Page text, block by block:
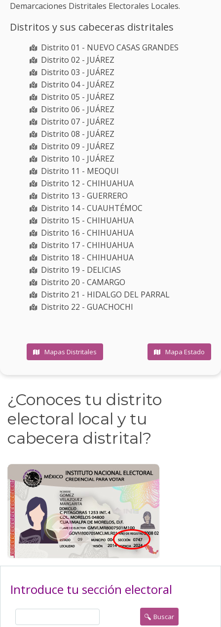
Demarcaciones Distritales Electorales Locales.
Distritos y sus cabeceras distritales
Distrito 01 - NUEVO CASAS GRANDES
Distrito 02 - JUÁREZ
Distrito 03 - JUÁREZ
Distrito 04 - JUÁREZ
Distrito 05 - JUÁREZ
Distrito 06 - JUÁREZ
Distrito 07 - JUÁREZ
Distrito 08 - JUÁREZ
Distrito 09 - JUÁREZ
Distrito 10 - JUÁREZ
Distrito 11 - MEOQUI
Distrito 12 - CHIHUAHUA
Distrito 13 - GUERRERO
Distrito 14 - CUAUHTÉMOC
Distrito 15 - CHIHUAHUA
Distrito 16 - CHIHUAHUA
Distrito 17 - CHIHUAHUA
Distrito 18 - CHIHUAHUA
Distrito 19 - DELICIAS
Distrito 20 - CAMARGO
Distrito 21 - HIDALGO DEL PARRAL
Distrito 22 - GUACHOCHI
Mapas Distritales Mapa Estado
¿Conoces tu distrito
electoral local y tu
cabecera distrital?
Introduce tu sección electoral
Buscar